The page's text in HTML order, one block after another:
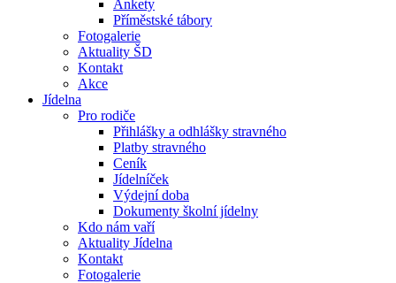
Ankety
Příměstské tábory
Fotogalerie
Aktuality ŠD
Kontakt
Akce
Jídelna
Pro rodiče
Přihlášky a odhlášky stravného
Platby stravného
Ceník
Jídelníček
Výdejní doba
Dokumenty školní jídelny
Kdo nám vaří
Aktuality Jídelna
Kontakt
Fotogalerie